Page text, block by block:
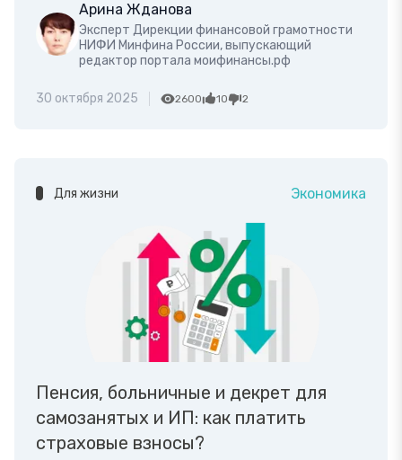
Арина Жданова
Эксперт Дирекции финансовой грамотности
НИФИ Минфина России, выпускающий
редактор портала моифинансы.рф
30 октября 2025 2600 10 2
Для жизни Экономика
Пенсия, больничные и декрет для
самозанятых и ИП: как платить
страховые взносы?